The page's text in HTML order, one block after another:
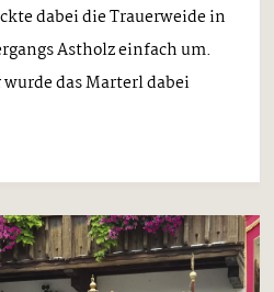
dabei die Trauerweide in
Astholz einfach um.
das Marterl dabei